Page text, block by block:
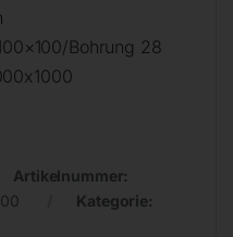
Bohrung 28
Artikelnummer:
Kategorie: